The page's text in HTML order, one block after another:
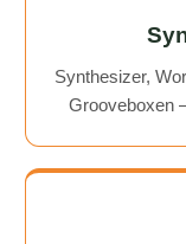
Synthesizer,
Grooveboxen